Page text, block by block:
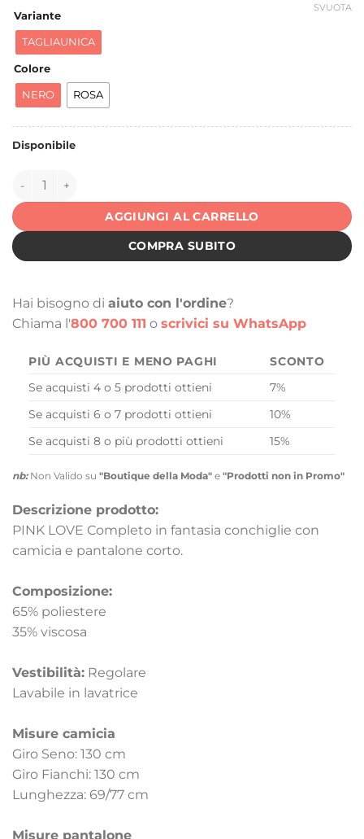
Variante
TAGLIAUNICA
Colore
NERO ROSA
SVUOTA
Disponibile
153058 quantità
AGGIUNGI AL CARRELLO
COMPRA SUBITO
Hai bisogno di aiuto con l'ordine?
Chiama l'800 700 111 o scrivici su WhatsApp
PIÙ ACQUISTI E MENO PAGHI
SCONTO
Se acquisti 4 o 5 prodotti ottieni
7%
Se acquisti 6 o 7 prodotti ottieni
10%
Se acquisti 8 o più prodotti ottieni
15%
nb:Non Valido su "Boutique della Moda" e "Prodotti non in Promo"
Descrizione prodotto:
PINK LOVE Completo in fantasia conchiglie con
camicia e pantalone corto.
Composizione:
65% poliestere
35% viscosa
Vestibilità: Regolare
Lavabile in lavatrice
Misure camicia
Giro Seno: 130 cm
Giro Fianchi: 130 cm
Lunghezza: 69/77 cm
Misure pantalone